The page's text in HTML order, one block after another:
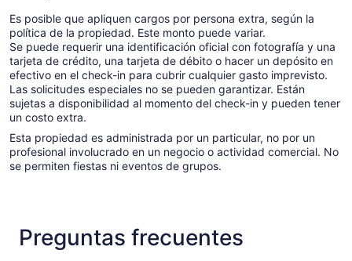
Es posible que apliquen cargos por persona extra, según la
política de la propiedad. Este monto puede variar.
Se puede requerir una identificación oficial con fotografía y una
tarjeta de crédito, una tarjeta de débito o hacer un depósito en
efectivo en el check-in para cubrir cualquier gasto imprevisto.
Las solicitudes especiales no se pueden garantizar. Están
sujetas a disponibilidad al momento del check-in y pueden tener
un costo extra.
Esta propiedad es administrada por un particular, no por un
profesional involucrado en un negocio o actividad comercial. No
se permiten fiestas ni eventos de grupos.
Preguntas frecuentes